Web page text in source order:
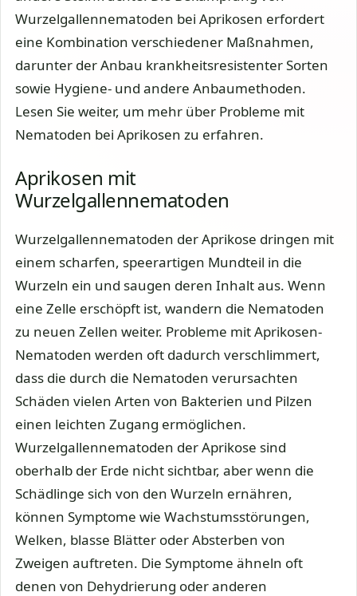
Wurzelgallennematoden bei Aprikosen erfordert
eine Kombination verschiedener Maßnahmen,
darunter der Anbau krankheitsresistenter Sorten
sowie Hygiene- und andere Anbaumethoden.
Lesen Sie weiter, um mehr über Probleme mit
Nematoden bei Aprikosen zu erfahren.
Aprikosen mit
Wurzelgallennematoden
Wurzelgallennematoden der Aprikose dringen mit
einem scharfen, speerartigen Mundteil in die
Wurzeln ein und saugen deren Inhalt aus. Wenn
eine Zelle erschöpft ist, wandern die Nematoden
zu neuen Zellen weiter. Probleme mit Aprikosen-
Nematoden werden oft dadurch verschlimmert,
dass die durch die Nematoden verursachten
Schäden vielen Arten von Bakterien und Pilzen
einen leichten Zugang ermöglichen.
Wurzelgallennematoden der Aprikose sind
oberhalb der Erde nicht sichtbar, aber wenn die
Schädlinge sich von den Wurzeln ernähren,
können Symptome wie Wachstumsstörungen,
Welken, blasse Blätter oder Absterben von
Zweigen auftreten. Die Symptome ähneln oft
denen von Dehydrierung oder anderen